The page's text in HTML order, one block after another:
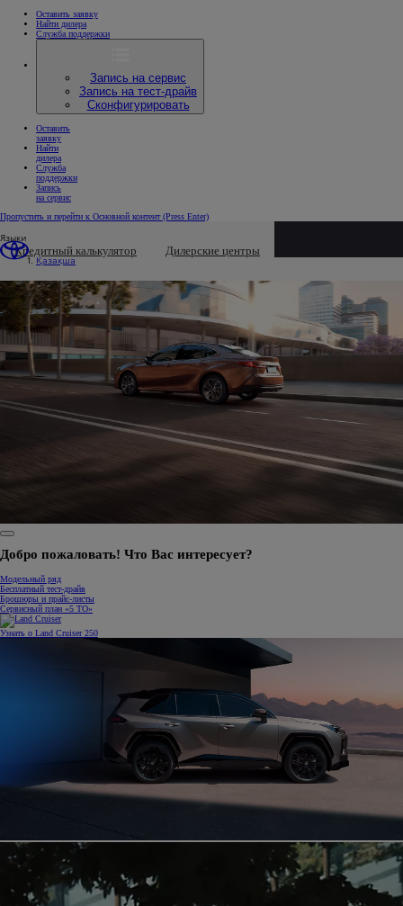
Оставить заявку
Найти дилера
Служба поддержки
Запись на сервис
Запись на тест-драйв
Сконфигурировать
Оставить
заявку
Найти
дилера
Служба
поддержки
Запись
на сервис
Пропустить и перейти к Основной контент(Press Enter)
Кредитный калькулятор Дилерские центры
Языки
Қазақша
Добро пожаловать! Что Вас интересует?
Модельный ряд
Бесплатный тест-драйв
Брошюры и прайс-листы
Сервисный план «5 ТО»
Узнать о Land Cruiser 250